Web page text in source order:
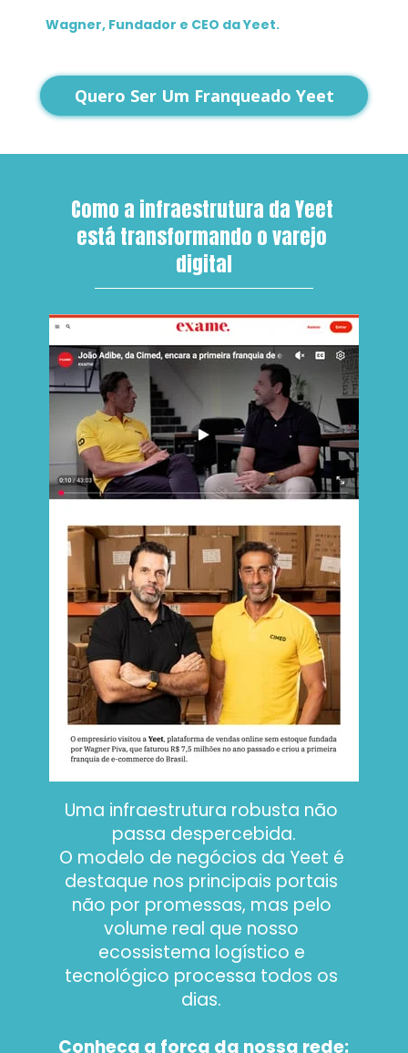
Wagner, Fundador e CEO da Yeet.
Quero Ser Um Franqueado Yeet
Como a infraestrutura da Yeet
está transformando o varejo
digital
Uma infraestrutura robusta não
passa despercebida.
O modelo de negócios da Yeet é
destaque nos principais portais
não por promessas, mas pelo
volume real que nosso
ecossistema logístico e
tecnológico processa todos os
dias.
Conheça a força da nossa rede: